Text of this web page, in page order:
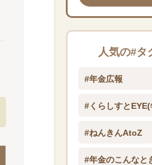
人気の#タ
#年金広報
#くらしすとEYE(
#ねんきんAtoZ
#年金のこんなと